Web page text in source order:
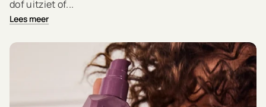
dof uitziet of...
Lees meer